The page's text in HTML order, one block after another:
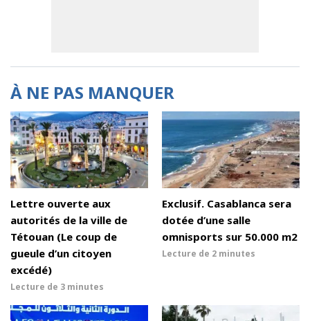
À NE PAS MANQUER
Lettre ouverte aux
autorités de la ville de
Tétouan (Le coup de
gueule d’un citoyen
excédé)
Lecture de 3 minutes
Exclusif. Casablanca sera
dotée d’une salle
omnisports sur 50.000 m2
Lecture de 2 minutes